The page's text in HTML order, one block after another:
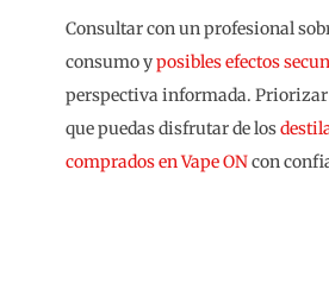
Consultar con un profesional
consumo yposibles efectos
perspectiva informada. Priorizar
que puedas disfrutar de los
comprados en Vape ONcon